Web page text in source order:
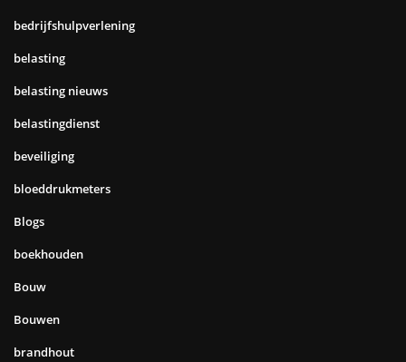
bedrijfshulpverlening
belasting
belasting nieuws
belastingdienst
beveiliging
bloeddrukmeters
Blogs
boekhouden
Bouw
Bouwen
brandhout